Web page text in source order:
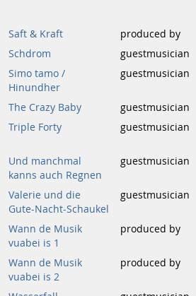
Saft & Kraft produced by
Schdrom
guestmusician
Simo tamo /
Hinundher
guestmusician
The Crazy Baby guestmusician
Triple Forty
guestmusician
Und manchmal
kanns auch Regnen
guestmusician
Valerie und die
Gute-Nacht-Schaukel
guestmusician
Wann de Musik
vuabei is 1
produced by
Wann de Musik
vuabei is 2
produced by